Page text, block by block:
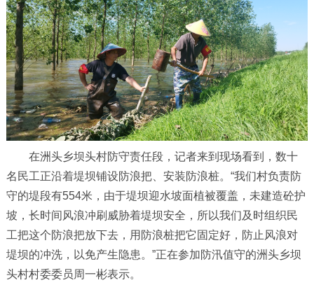
在洲头乡坝头村防守责任段，记者来到现场看到，数十
名民工正沿着堤坝铺设防浪把、安装防浪桩。“我们村负责防
守的堤段有554米，由于堤坝迎水坡面植被覆盖，未建造砼护
坡，长时间风浪冲刷威胁着堤坝安全，所以我们及时组织民
工把这个防浪把放下去，用防浪桩把它固定好，防止风浪对
堤坝的冲洗，以免产生隐患。”正在参加防汛值守的洲头乡坝
头村村委委员周一彬表示。